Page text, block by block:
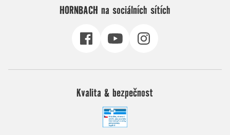
HORNBACH na sociálních sítích
Kvalita & bezpečnost